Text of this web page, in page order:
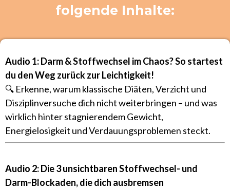
folgende Inhalte:
Audio 1: Darm & Stoffwechsel im Chaos? So startest
du den Weg zurück zur Leichtigkeit!
🔍 Erkenne, warum klassische Diäten, Verzicht und
Disziplinversuche dich nicht weiterbringen – und was
wirklich hinter stagnierendem Gewicht,
Energielosigkeit und Verdauungsproblemen steckt.
Audio 2: Die 3 unsichtbaren Stoffwechsel- und
Darm-Blockaden, die dich ausbremsen